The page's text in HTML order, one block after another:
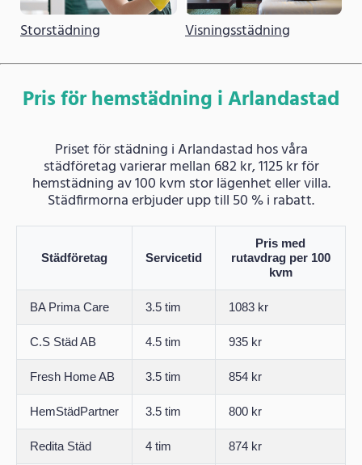
Storstädning Visningsstädning
Pris för hemstädning i Arlandastad
Priset för städning i Arlandastad hos våra
städföretag varierar mellan 682 kr, 1125 kr för
hemstädning av 100 kvm stor lägenhet eller villa.
Städfirmorna erbjuder upp till 50 % i rabatt.
Städföretag Servicetid
Pris med
rutavdrag per 100
kvm
BA Prima Care 3.5 tim 1083 kr
C.S Städ AB 4.5 tim 935 kr
Fresh Home AB 3.5 tim 854 kr
HemStädPartner 3.5 tim 800 kr
Redita Städ 4 tim 874 kr